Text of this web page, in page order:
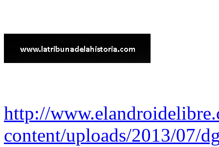
http://
content/uploads/2013/07/